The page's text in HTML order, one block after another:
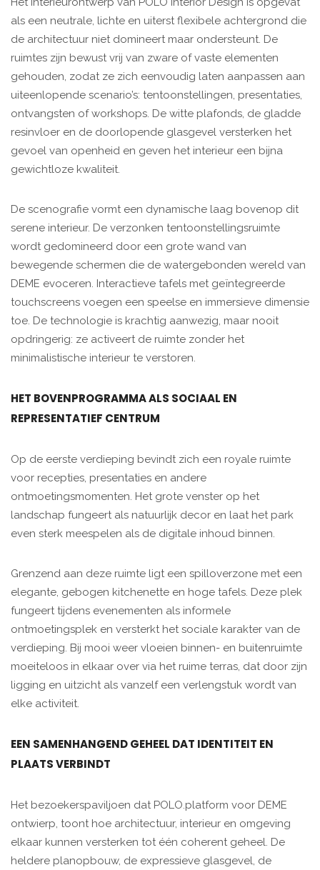
als een neutrale, lichte en uiterst flexibele achtergrond die
de architectuur niet domineert maar ondersteunt. De
ruimtes zijn bewust vrij van zware of vaste elementen
gehouden, zodat ze zich eenvoudig laten aanpassen aan
uiteenlopende scenario’s: tentoonstellingen, presentaties,
ontvangsten of workshops. De witte plafonds, de gladde
resinvloer en de doorlopende glasgevel versterken het
gevoel van openheid en geven het interieur een bijna
gewichtloze kwaliteit.
De scenografie vormt een dynamische laag bovenop dit
serene interieur. De verzonken tentoonstellingsruimte
wordt gedomineerd door een grote wand van
bewegende schermen die de watergebonden wereld van
DEME evoceren. Interactieve tafels met geïntegreerde
touchscreens voegen een speelse en immersieve dimensie
toe. De technologie is krachtig aanwezig, maar nooit
opdringerig: ze activeert de ruimte zonder het
minimalistische interieur te verstoren.
HET BOVENPROGRAMMA ALS SOCIAAL EN
REPRESENTATIEF CENTRUM
Op de eerste verdieping bevindt zich een royale ruimte
voor recepties, presentaties en andere
ontmoetingsmomenten. Het grote venster op het
landschap fungeert als natuurlijk decor en laat het park
even sterk meespelen als de digitale inhoud binnen.
Grenzend aan deze ruimte ligt een spilloverzone met een
elegante, gebogen kitchenette en hoge tafels. Deze plek
fungeert tijdens evenementen als informele
ontmoetingsplek en versterkt het sociale karakter van de
verdieping. Bij mooi weer vloeien binnen- en buitenruimte
moeiteloos in elkaar over via het ruime terras, dat door zijn
ligging en uitzicht als vanzelf een verlengstuk wordt van
elke activiteit.
EEN SAMENHANGEND GEHEEL DAT IDENTITEIT EN
PLAATS VERBINDT
Het bezoekerspaviljoen dat POLO.platform voor DEME
ontwierp, toont hoe architectuur, interieur en omgeving
elkaar kunnen versterken tot één coherent geheel. De
heldere planopbouw, de expressieve glasgevel, de